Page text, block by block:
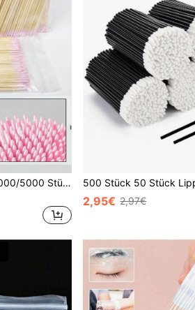
100/200/300/500/2000/5000 Stücke/20 Stücke doppelseitige Nagellack-Applikator-Sticks, kleine doppelseitige Augenbrauen-Make-up-Applikator-Werkzeuge, ca. 100 Stücke/Packung (Verpackungsoptionen 1/2/3/5 Packungen), multifunktional
2,95€ 2,97€